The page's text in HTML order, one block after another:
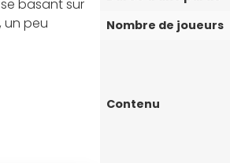
basant sur
un peu
Nombre de joueurs
Contenu